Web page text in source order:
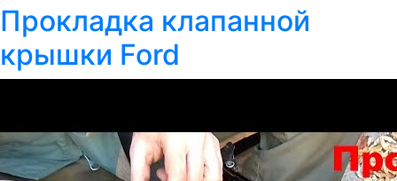
Прокладка клапанной
крышки Ford